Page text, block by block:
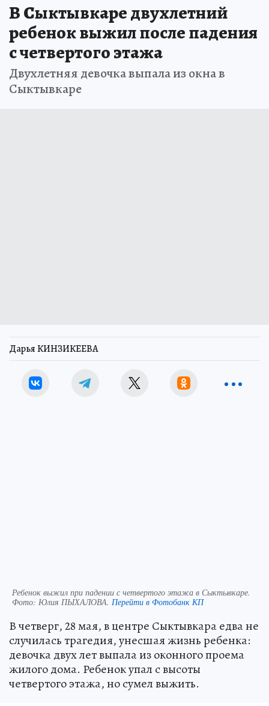
В Сыктывкаре двухлетний
ребенок выжил после падения
с четвертого этажа
Двухлетняя девочка выпала из окна в
Сыктывкаре
Дарья КИНЗИКЕЕВА
Ребенок выжил при падении с четвертого этажа в Сыктывкаре.
Фото: Юлия ПЫХАЛОВА. Перейти в Фотобанк КП
В четверг, 28 мая, в центре Сыктывкара едва не
случилась трагедия, унесшая жизнь ребенка:
девочка двух лет выпала из оконного проема
жилого дома. Ребенок упал с высоты
четвертого этажа, но сумел выжить.